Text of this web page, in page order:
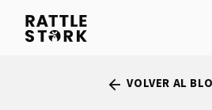
arrow_back VOLVER AL